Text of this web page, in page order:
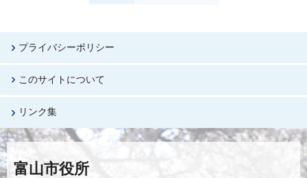
プライバシーポリシー
このサイトについて
リンク集
富山市役所